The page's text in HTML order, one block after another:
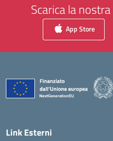
Scarica la
App Store
Link Esterni